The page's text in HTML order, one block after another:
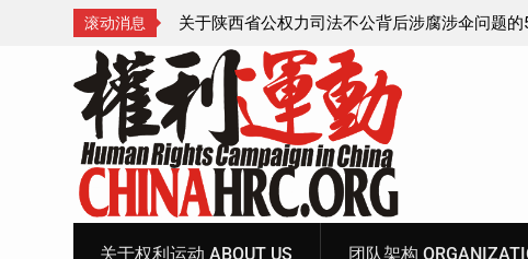
滚动消息
涉伞问题的550人
获刑8年的安徽省合肥市法轮功学员、软件工程
飞的案情及简历
关于权利运动 ABOUT US 团队架构